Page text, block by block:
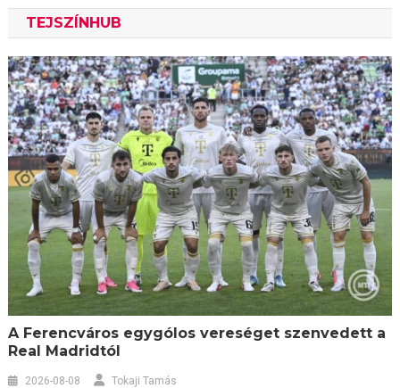
TEJSZÍNHUB
A Ferencváros egygólos vereséget szenvedett a
Real Madridtól
2026-08-08 Tokaji Tamás